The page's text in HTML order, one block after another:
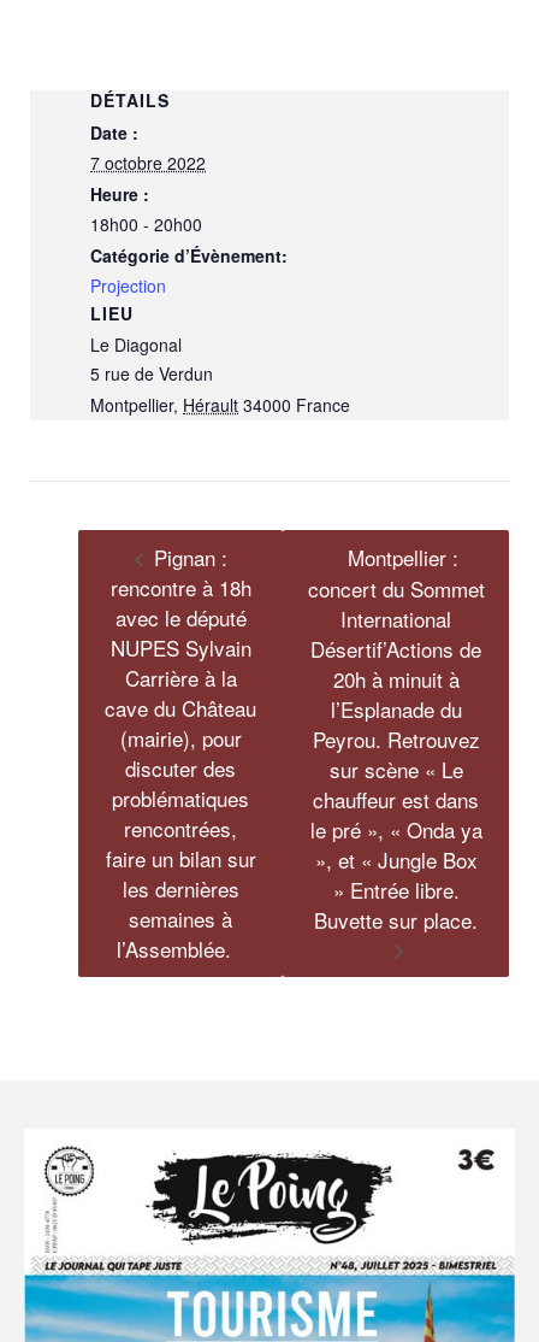
DÉTAILS
Date :
7 octobre 2022
Heure :
18h00 - 20h00
Catégorie d’Évènement:
Projection
LIEU
Le Diagonal
5 rue de Verdun
Montpellier, Hérault 34000 France
Pignan :
rencontre à 18h
avec le député
NUPES Sylvain
Carrière à la
cave du Château
(mairie), pour
discuter des
problématiques
rencontrées,
faire un bilan sur
les dernières
semaines à
l’Assemblée.
Montpellier :
concert du Sommet
International
Désertif’Actions de
20h à minuit à
l’Esplanade du
Peyrou. Retrouvez
sur scène « Le
chauffeur est dans
le pré », « Onda ya
», et « Jungle Box
» Entrée libre.
Buvette sur place.